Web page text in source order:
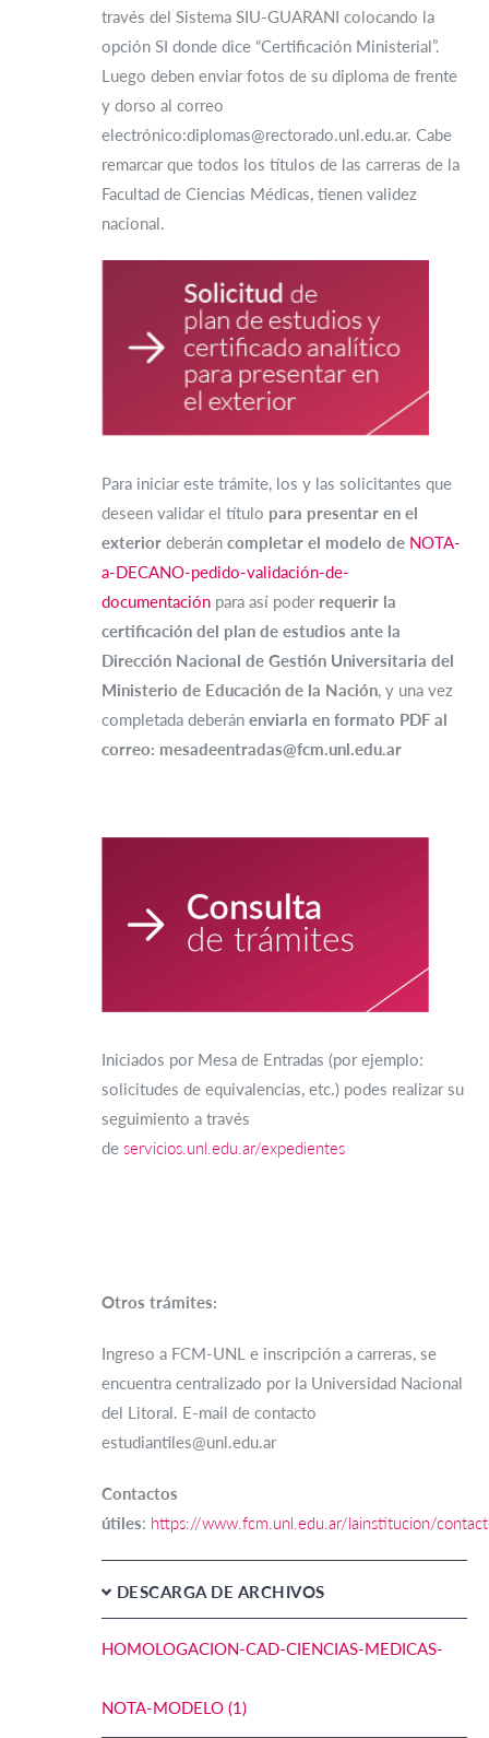
través del Sistema SIU-GUARANI colocando la
opción SI donde dice “Certificación Ministerial”.
Luego deben enviar fotos de su diploma de frente
y dorso al correo
electrónico:diplomas@rectorado.unl.edu.ar. Cabe
remarcar que todos los títulos de las carreras de la
Facultad de Ciencias Médicas, tienen validez
nacional.
Para iniciar este trámite, los y las solicitantes que
deseen validar el título para presentar en el
exterior deberán completar el modelo de NOTA-
a-DECANO-pedido-validación-de-
documentación para así poderrequerir la
certificación del plan de estudios ante la
Dirección Nacional de Gestión Universitaria del
Ministerio de Educación de la Nación, y una vez
completada deberán enviarla en formato PDF al
correo: mesadeentradas@fcm.unl.edu.ar
Iniciados por Mesa de Entradas (por ejemplo:
solicitudes de equivalencias, etc.) podes realizar su
seguimiento a través
de servicios.unl.edu.ar/expedientes
Otros trámites:
Ingreso a FCM-UNL e inscripción a carreras, se
encuentra centralizado por la Universidad Nacional
del Litoral. E-mail de contacto
estudiantiles@unl.edu.ar
Contactos
útiles: https://www.fcm.unl.edu.ar/lainstitucion/
DESCARGA DE ARCHIVOS
HOMOLOGACION-CAD-CIENCIAS-MEDICAS-
NOTA-MODELO (1)